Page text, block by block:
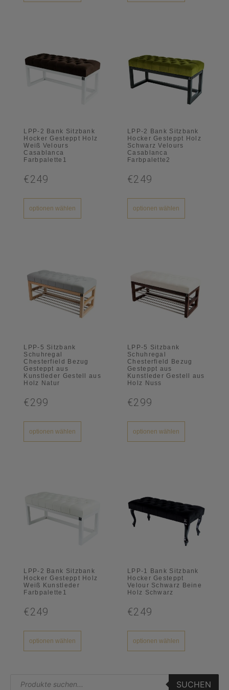
LPP-2 Bank Sitzbank
Hocker Gesteppt Holz
Weiß Velours
Casablanca
Farbpalette1
€249
optionen wählen
LPP-2 Bank Sitzbank
Hocker Gesteppt Holz
Schwarz Velours
Casablanca
Farbpalette2
€249
optionen wählen
LPP-5 Sitzbank
Schuhregal
Chesterfield Bezug
Gesteppt aus
Kunstleder Gestell aus
Holz Natur
€299
optionen wählen
LPP-5 Sitzbank
Schuhregal
Chesterfield Bezug
Gesteppt aus
Kunstleder Gestell aus
Holz Nuss
€299
optionen wählen
LPP-2 Bank Sitzbank
Hocker Gesteppt Holz
Weiß Kunstleder
Farbpalette1
€249
optionen wählen
LPP-1 Bank Sitzbank
Hocker Gesteppt
Velour Schwarz Beine
Holz Schwarz
€249
optionen wählen
SUCHEN